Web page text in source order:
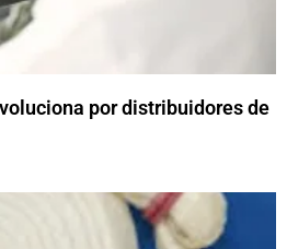
por distribuidores de